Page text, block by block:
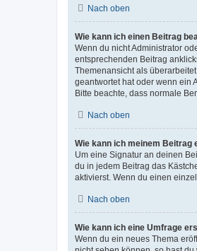
Nach oben
Wie kann ich einen Beitrag
Wenn du nicht Administrator
entsprechenden Beitrag
Themenansicht als
geantwortet hat oder wenn ein
Bitte beachte, dass normale
Nach oben
Wie kann ich meinem Beitrag
Um eine Signatur an deinen
du in jedem Beitrag das
aktivierst. Wenn du einen
Nach oben
Wie kann ich eine Umfrage
Wenn du ein neues Thema